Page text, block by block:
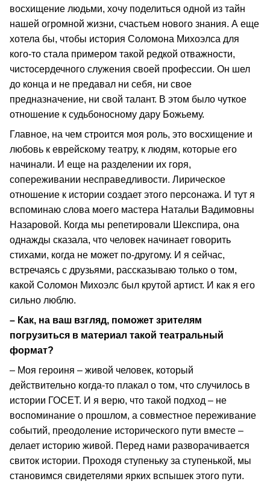
восхищение людьми, хочу поделиться одной из тайн
нашей огромной жизни, счастьем нового знания. А еще
хотела бы, чтобы история Соломона Михоэлса для
кого-то стала примером такой редкой отважности,
чистосердечного служения своей профессии. Он шел
до конца и не предавал ни себя, ни свое
предназначение, ни свой талант. В этом было чуткое
отношение к судьбоносному дару Божьему.
Главное, на чем строится моя роль, это восхищение и
любовь к еврейскому театру, к людям, которые его
начинали. И еще на разделении их горя,
сопереживании несправедливости. Лирическое
отношение к истории создает этого персонажа. И тут я
вспоминаю слова моего мастера Натальи Вадимовны
Назаровой. Когда мы репетировали Шекспира, она
однажды сказала, что человек начинает говорить
стихами, когда не может по-другому. И я сейчас,
встречаясь с друзьями, рассказываю только о том,
какой Соломон Михоэлс был крутой артист. И как я его
сильно люблю.
– Как, на ваш взгляд, поможет зрителям
погрузиться в материал такой театральный
формат?
– Моя героиня – живой человек, который
действительно когда-то плакал о том, что случилось в
истории ГОСЕТ. И я верю, что такой подход – не
воспоминание о прошлом, а совместное переживание
событий, преодоление исторического пути вместе –
делает историю живой. Перед нами разворачивается
свиток истории. Проходя ступеньку за ступенькой, мы
становимся свидетелями ярких вспышек этого пути.